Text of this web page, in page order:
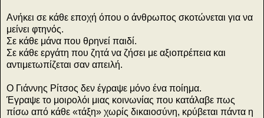
Ανήκει σε κάθε εποχή όπου ο άνθρωπος σκοτώνεται για να
μείνει φτηνός.
Σε κάθε μάνα που θρηνεί παιδί.
Σε κάθε εργάτη που ζητά να ζήσει με αξιοπρέπεια και
αντιμετωπίζεται σαν απειλή.
Ο Γιάννης Ρίτσος δεν έγραψε μόνο ένα ποίημα.
Έγραψε το μοιρολόι μιας κοινωνίας που κατάλαβε πως
πίσω από κάθε «τάξη» χωρίς δικαιοσύνη, κρύβεται πάντα η